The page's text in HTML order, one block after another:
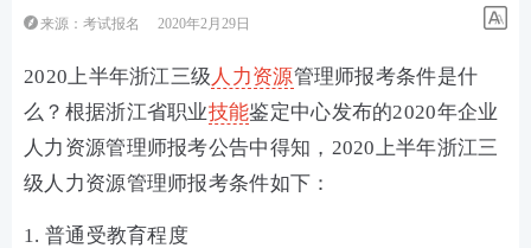
来源： 考试报名 2020年2月29日
2020上半年浙江三级 人力资源管理师报考条件是什
么？根据浙江省职业技能鉴定中心发布的2020年企业
人力资源管理师报考公告中得知，2020上半年浙江三
级人力资源管理师报考条件如下：
1. 普通受教育程度